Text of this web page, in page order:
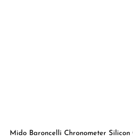
Mido Baroncelli Chronometer Silicon